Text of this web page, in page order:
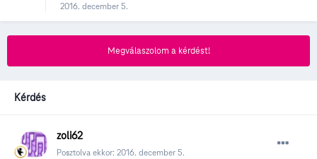
2016. december 5.
Megválaszolom a kérdést!
Kérdés
zoli62
Posztolva ekkor: 2016. december 5.